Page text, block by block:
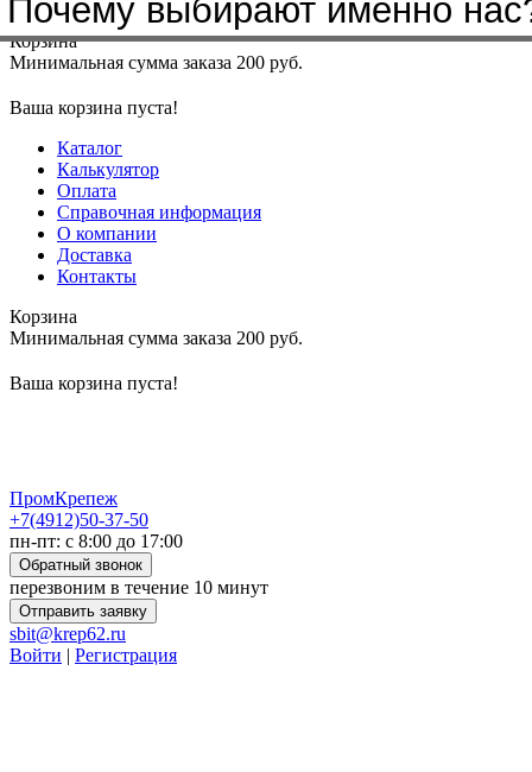
Меню+7(4912)50-37-50sbit@krep62.ru
Корзина
Минимальная сумма заказа 200 руб.
Ваша корзина пуста!
Каталог
Калькулятор
Оплата
Справочная информация
О компании
Доставка
Контакты
Корзина
Минимальная сумма заказа 200 руб.
Ваша корзина пуста!
ПромКрепеж
+7(4912)50-37-50
пн-пт: с 8:00 до 17:00
Обратный звонок
перезвоним в течение 10 минут
Отправить заявку
sbit@krep62.ru
Войти | Регистрация
Почему выбирают именно